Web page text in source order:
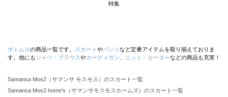
特集
ボトムスの商品一覧です。 スカート やパンツなど定番アイテムを取り揃えておりま
す。他にもシャツ・ブラウスやカーディガン ニット・セーターなどの商品も充実！
Samansa Mos2（サマンサ モスモス）のスカート一覧
Samansa Mos2 home's（サマンサモスモスホームズ）のスカート一覧